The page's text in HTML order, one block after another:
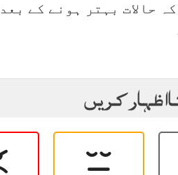
حالات بہتر ہونے کے بعد
اظہار کریں